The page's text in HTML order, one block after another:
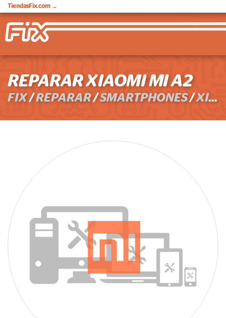
TiendasFix.com →
REPARAR XIAOMI MI A2
FIX/REPARAR/SMARTPHONES/XIAOMI